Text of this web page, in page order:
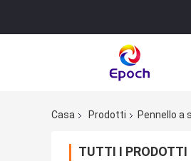
Casa Prodotti Pennello a
TUTTI I PRODOTTI